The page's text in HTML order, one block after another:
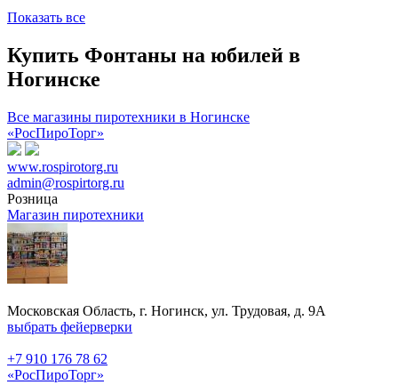
Показать все
Купить Фонтаны на юбилей в
Ногинске
Все магазины пиротехники в Ногинске
«РосПироТорг»
www.rospirotorg.ru
admin@rospirtorg.ru
Розница
Магазин пиротехники
Московская Область, г. Ногинск, ул. Трудовая, д. 9А
выбрать фейерверки
+7 910 176 78 62
«РосПироТорг»